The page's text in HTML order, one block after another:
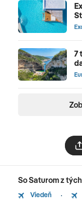
7
So Saturom z
Viedeň